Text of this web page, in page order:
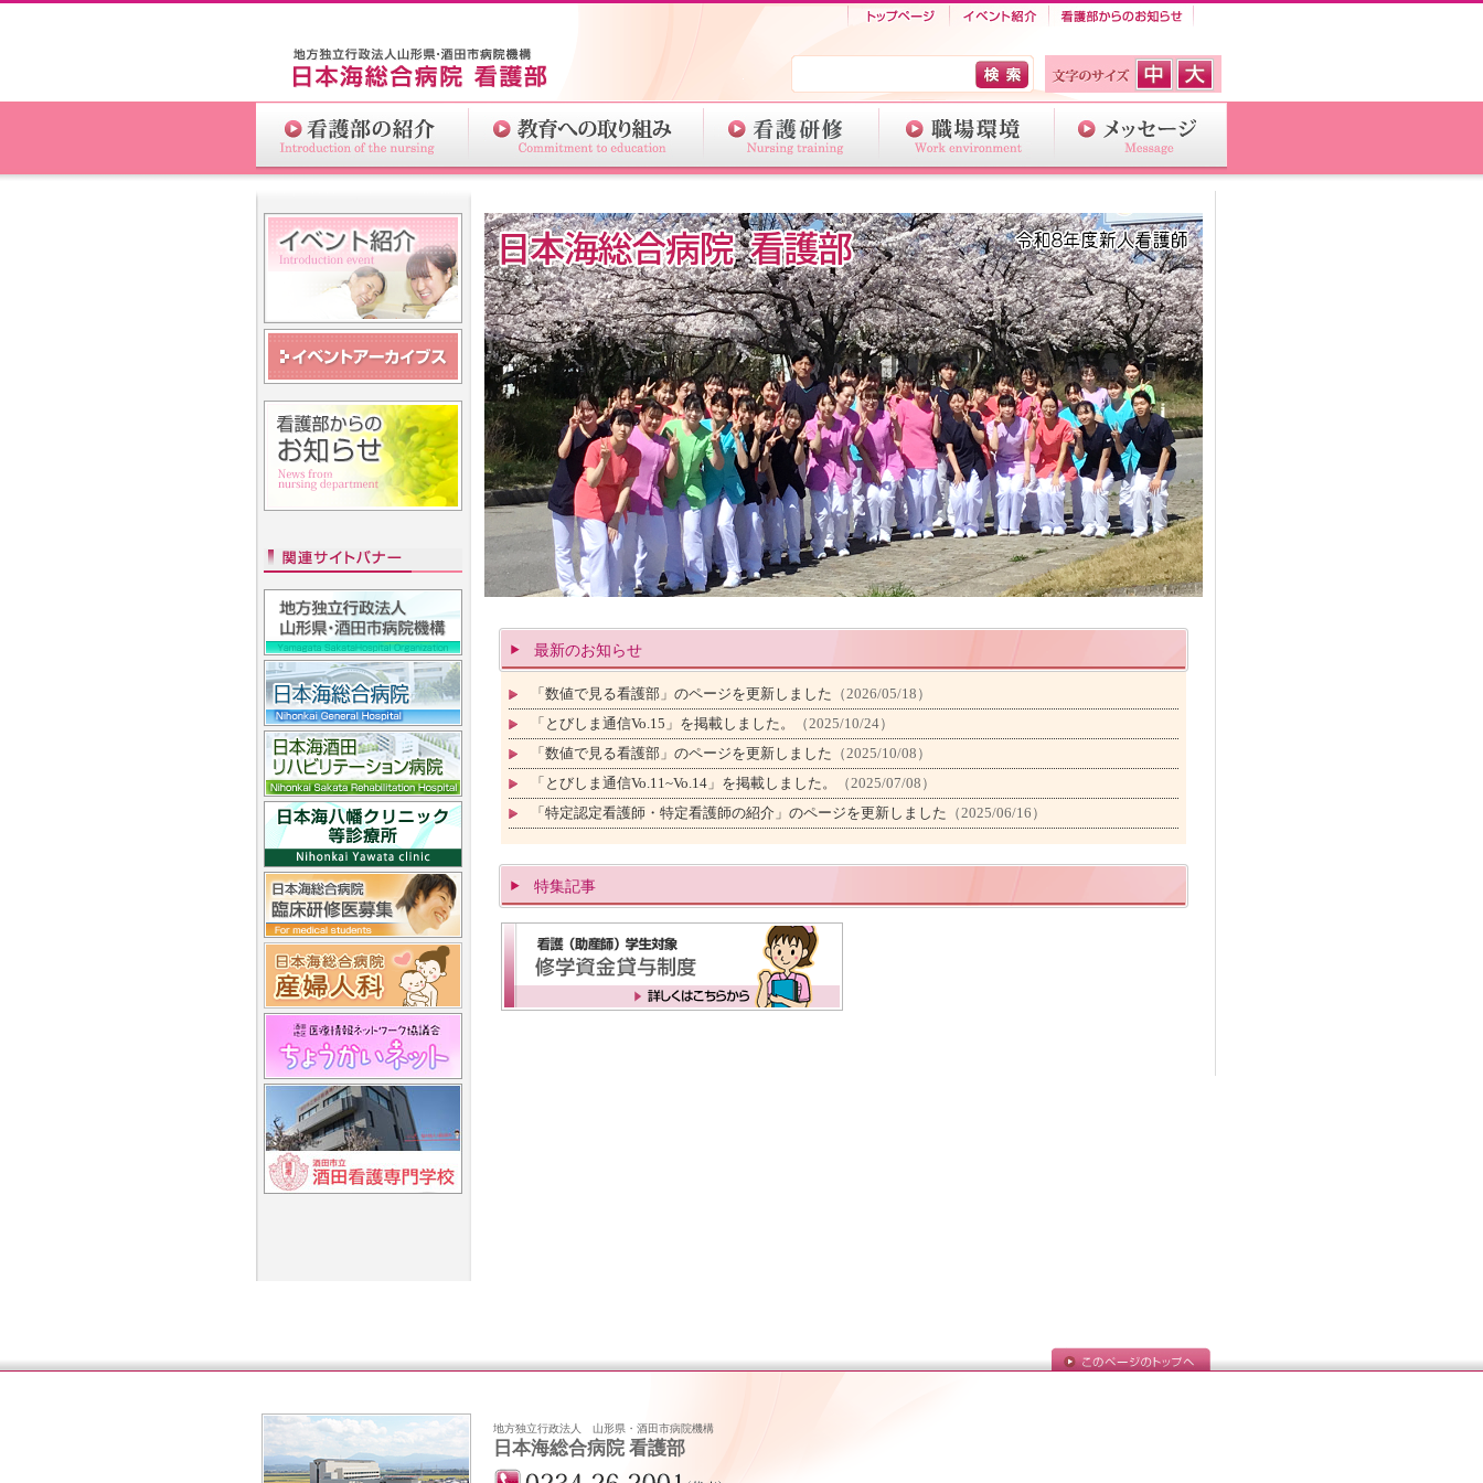
最新のお知らせ
「数値で見る看護部」のページを更新しました （2026/05/18）
「とびしま通信Vo.15」を掲載しました。
（2025/10/24）
「数値で見る看護部」のページを更新しました （2025/10/08）
「とびしま通信Vo.11~Vo.14」を掲載しました。
（2025/07/08）
「特定認定看護師・特定看護師の紹介」のページを更新しました （2025/06/16）
特集記事
地方独立行政法人 山形県・酒田市病院機構
日本海総合病院 看護部